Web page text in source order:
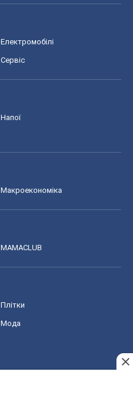
Електромобілі
Сервіс
Напої
Макроекономіка
MAMACLUB
Плітки
Мода